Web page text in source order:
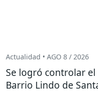
Actualidad • AGO 8 / 2026
Se logró controlar
Barrio Lindo de